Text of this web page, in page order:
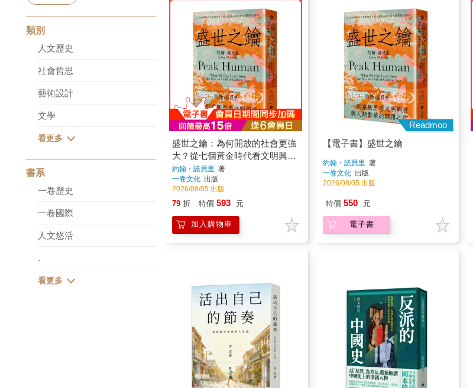
類別
人文歷史
社會哲思
藝術設計
文學
書系
一卷歷史
一卷國際
人文悠活
.
盛世之鑰：為何開放的社會更強
大？從七個黃金時代看文明興衰
的真相
約翰・諾貝里 著
一卷文化 出版
2026/08/05 出版
79 折 特價 593 元
加入購物車
Readmoo
【電子書】盛世之鑰
約翰・諾貝里 著
一卷文化 出版
2026/08/05 出版
特價 550 元
電子書